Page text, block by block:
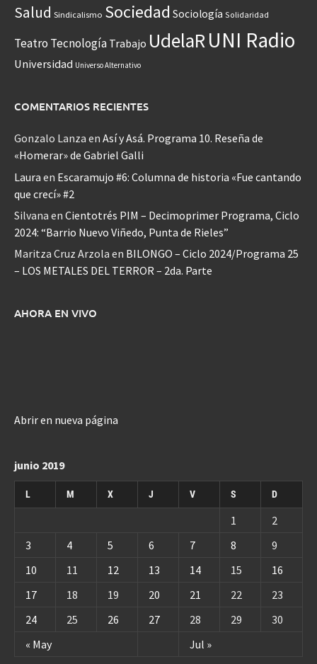
Salud Sindicalismo Sociedad Sociología Solidaridad
Teatro Tecnología Trabajo UdelaRUNI Radio
Universidad Universo Alternativo
COMENTARIOS RECIENTES
Gonzalo Lanza en Así y Asá. Programa 10. Reseña de
«Homerar» de Gabriel Galli
Laura en Escaramujo #6: Columna de historia «Fue cantando
que crecí» #2
Silvana en Cientotrés PIM – Decimoprimer Programa, Ciclo
2024: “Barrio Nuevo Viñedo, Punta de Rieles”
Maritza Cruz Arzola en BILONGO – Ciclo 2024/Programa 25
– LOS METALES DEL TERROR – 2da. Parte
AHORA EN VIVO
Abrir en nueva página
junio 2019
L M X J V S D
« May Jul »
1
2
3
4 5 6 7 8
9
10
11 12 13 14 15
16
17
18 19 20 21 22
23
24
25 26 27 28 29 30